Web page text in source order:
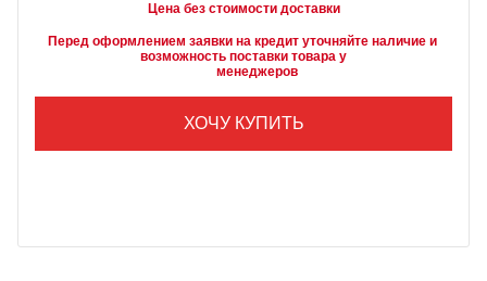
Цена без стоимости доставки
Перед оформлением заявки на кредит уточняйте наличие и
возможность поставки товара у
        менеджеров
ХОЧУ КУПИТЬ